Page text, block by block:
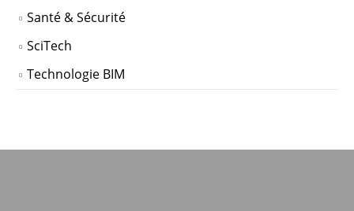
Santé & Sécurité
SciTech
Technologie BIM